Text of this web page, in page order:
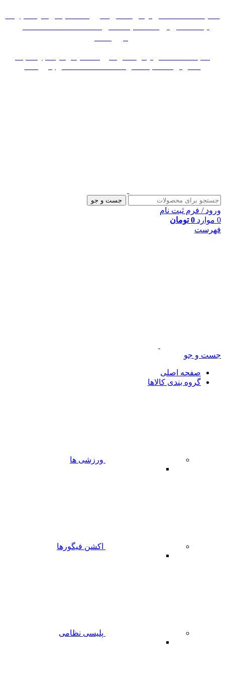
جست و جو
ورود / فرم ثبت نام
0 موارد 0 تومان
فهرست
جست و جو
صفحه اصلی
گروه بندی کالاها
ورزشی ها
اکشن فیگورها
پلیسی نظامی